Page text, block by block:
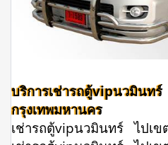
บริการเช่ารถตู้vipนวมินท
กรุงเทพมหานคร
เช่ารถตู้vipนวมินทร์ ไปเข